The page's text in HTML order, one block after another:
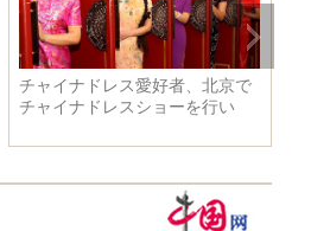
チャイナドレス愛好者、北京で
チャイナドレスショーを行い